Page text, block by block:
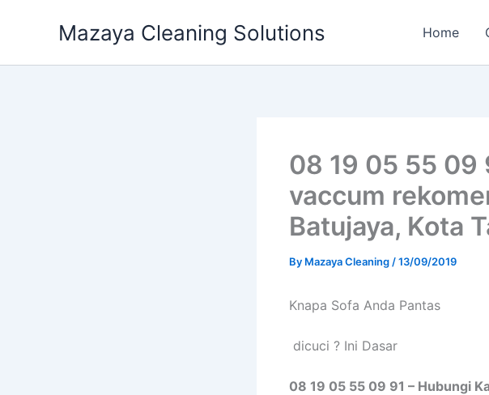
Mazaya Cleaning Solutions Home
08 19 05 55 09
vaccum
Batujaya, Kota
By Mazaya Cleaning /13/09/2019
Knapa Sofa Andа Pantas
dicuci ? Ini Dasar
08 19 05 55 09 91 – Hubungi